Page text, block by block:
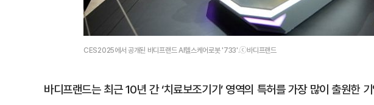
CES2025에서 공개된 바디프랜드 AI헬스케어로봇 '733'.ⓒ바디프랜드
바디프랜드는 최근 10년 간 ‘치료보조기기’ 영역의 특허를 가장 많이 출원한